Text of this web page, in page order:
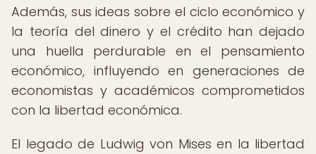
Además, sus ideas sobre el ciclo económico y
la teoría del dinero y el crédito han dejado
una huella perdurable en el pensamiento
económico, influyendo en generaciones de
economistas y académicos comprometidos
con la libertad económica.
El legado de Ludwig von Mises en la libertad